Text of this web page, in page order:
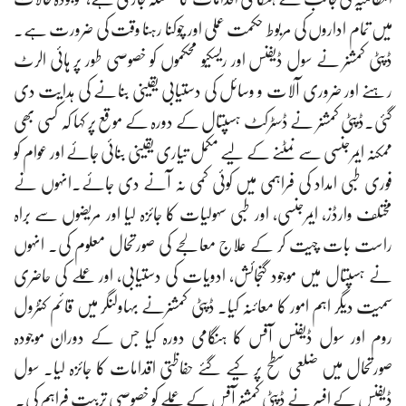
میں تمام اداروں کی مربوط حکمت عملی اور چوکنا رہنا وقت کی ضرورت ہے۔
ڈپٹی کمشنر نے سول ڈیفنس اور ریسکیو محکموں کو خصوصی طور پر ہائی الرٹ
رہنے اور ضروری آلات و وسائل کی دستیابی یقینی بنانے کی ہدایت دی
گئی۔ڈپٹی کمشنر نے ڈسٹرکٹ ہسپتال کے دورہ کے موقع پر کہا کہ کسی بھی
ممکنہ ایمرجنسی سے نمٹنے کے لیے مکمل تیاری یقینی بنائی جائے اور عوام کو
فوری طبی امداد کی فراہمی میں کوئی کمی نہ آنے دی جائے۔انہوں نے
مختلف وارڈز، ایمرجنسی، اور طبی سہولیات کا جائزہ لیا اور مریضوں سے براہ
راست بات چیت کر کے علاج معالجے کی صورتحال معلوم کی۔ انہوں
نے ہسپتال میں موجود گنجائش، ادویات کی دستیابی، اور عملے کی حاضری
سمیت دیگر اہم امور کا معائنہ کیا۔ ڈپٹی کمشنرنے بہاولنگر میں قائم کنٹرول
روم اور سول ڈیفنس آفس کا ہنگامی دورہ کیا جس کے دوران موجودہ
صورتحال میں ضلعی سطح پر کیے گئے حفاظتی اقدامات کا جائزہ لیا۔ سول
ڈیفنس کے افسر نے ڈپٹی کمشنر آفس کے عملے کو خصوصی تربیت فراہم کی۔